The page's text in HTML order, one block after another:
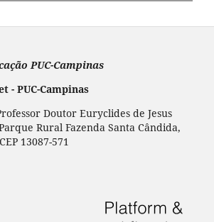
PUC-Campinas
- PUC-Campinas
Doutor Euryclides de Jesus
Rural Fazenda Santa Cândida,
13087-571